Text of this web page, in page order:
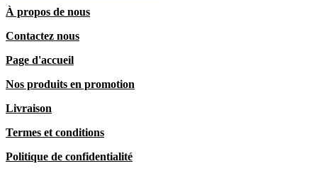
À propos de nous
Contactez nous
Page d'accueil
Nos produits en promotion
Livraison
Termes et conditions
Politique de confidentialité